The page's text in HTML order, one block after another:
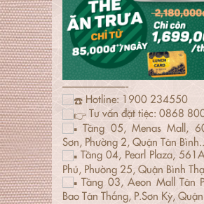
——————-
Hotline: 1900 234550
Tư vấn đặt tiệc: 0868
Tầng 05, Menas Mall,
Sơn, Phường 2, Quận Tân Bình..
Tầng 04, Pearl Plaza,
Phủ, Phường 25, Quận Bình
Tầng 03, Aeon Mall Tân
Bao Tân Thắng, P.Sơn Kỳ,